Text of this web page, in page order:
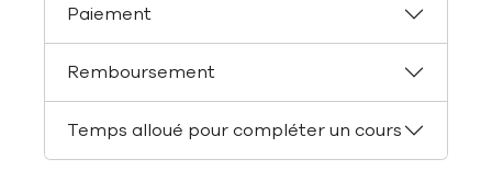
Paiement
Remboursement
Temps alloué pour compléter un cours